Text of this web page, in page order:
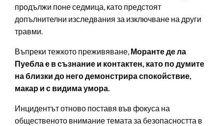
продължи поне седмица, като предстоят
допълнителни изследвания за изключване на други
травми.
Въпреки тежкото преживяване, Моранте де ла
Пуебла е в съзнание и контактен, като по думите
на близки до него демонстрира спокойствие,
макар и с видима умора.
Инцидентът отново поставя във фокуса на
общественото внимание темата за безопасността в